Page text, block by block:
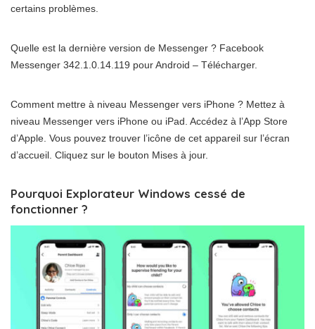
certains problèmes.
Quelle est la dernière version de Messenger ? Facebook
Messenger 342.1.0.14.119 pour Android – Télécharger.
Comment mettre à niveau Messenger vers iPhone ? Mettez à
niveau Messenger vers iPhone ou iPad. Accédez à l’App Store
d’Apple. Vous pouvez trouver l’icône de cet appareil sur l’écran
d’accueil. Cliquez sur le bouton Mises à jour.
Pourquoi Explorateur Windows cessé de
fonctionner ?